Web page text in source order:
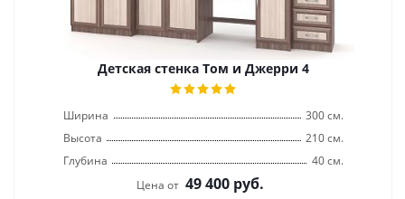
Детская стенка Том и Джерри 4
Ширина
300 см.
Высота
210 см.
Глубина
40 см.
Цена от 49 400 руб.